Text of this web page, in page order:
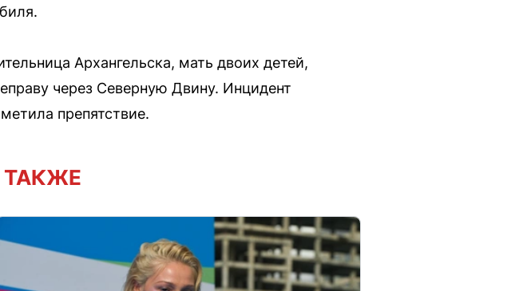
Архангельска, мать двоих детей,
через Северную Двину. Инцидент
препятствие.
ТАКЖЕ